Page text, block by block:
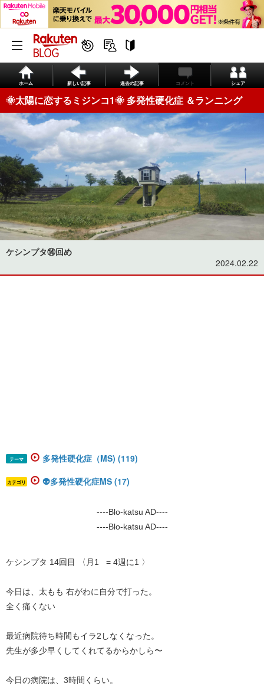
ホーム 新しい記事 過去の記事 コメント シェア
🌞太陽に恋するミジンコ1🌞 多発性硬化症 ＆ランニング
ケシンプタ⑭回め
2024.02.22
テーマ 多発性硬化症（MS) (119)
カテゴリ 👽多発性硬化症MS (17)
----Blo-katsu AD----
----Blo-katsu AD----
ケシンプタ 14回目 〈月1 = 4週に1 〉
今日は、太もも 右がわに自分で打った。
全く痛くない
最近病院待ち時間もイラ2しなくなった。
先生が多少早くしてくれてるからかしら〜
今日の病院は、3時間くらい。